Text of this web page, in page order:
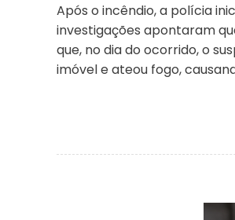
Após o incêndio, a polícia
investigações apontaram
que, no dia do ocorrido, o
imóvel e ateou fogo,